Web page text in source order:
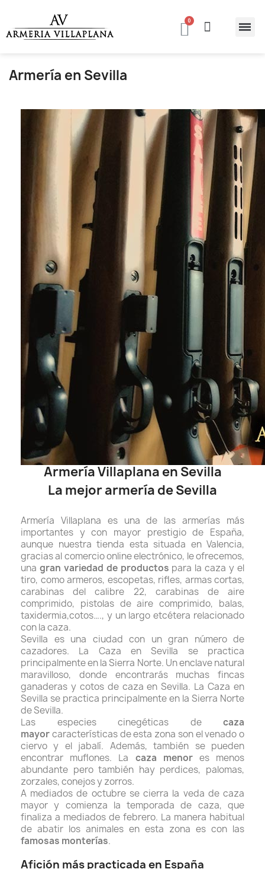
Armería en Sevilla
Armería Villaplana en Sevilla
La mejor armería de Sevilla
Armería Villaplana es una de las armerías más
importantes y con mayor prestigio de España,
aunque nuestra tienda esta situada en Valencia,
gracias al comercio online electrónico, le ofrecemos,
una gran variedad de productos para la caza y el
tiro, como armeros, escopetas, rifles, armas cortas,
carabinas del calibre 22, carabinas de aire
comprimido, pistolas de aire comprimido, balas,
taxidermia,cotos…., y un largo etcétera relacionado
con la caza.
Sevilla es una ciudad con un gran número de
cazadores. La Caza en Sevilla se practica
principalmente en la Sierra Norte. Un enclave natural
maravilloso, donde encontrarás muchas fincas
ganaderas y cotos de caza en Sevilla. La Caza en
Sevilla se practica principalmente en la Sierra Norte
de Sevilla.
Las especies cinegéticas de caza
mayorcaracterísticas de esta zona son elvenadoo
ciervo y el jabalí. Además, también se pueden
encontrar muflones. La caza menores menos
abundante pero también hay perdices, palomas,
zorzales,conejosyzorros.
A mediados de octubre se cierra la veda de caza
mayor y comienza la temporada de caza, que
finaliza a mediados de febrero. La manera habitual
de abatir los animales en esta zona es con las
famosas monterías.
Afición más practicada en España